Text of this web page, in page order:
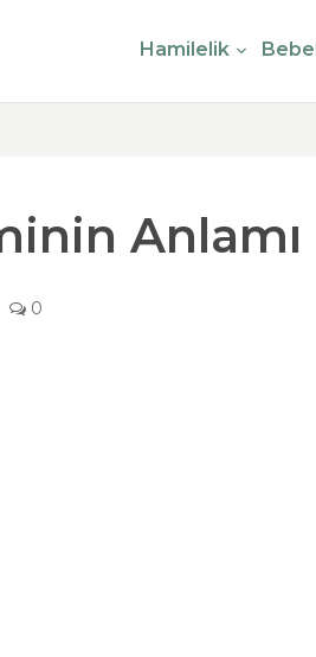
Hamilelik
Anlamı
0